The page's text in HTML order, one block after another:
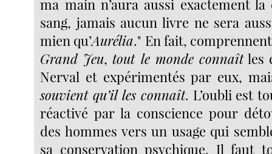
ma main n’aura aussi exactement
sang, jamais aucun livre ne sera
mien qu’Aurélia." En fait,
Grand Jeu,tout le monde connaîtles
Nerval et expérimentés par eux,
souvient qu’il les connaît. L’oubli est
réactivé par la conscience pour
des hommes vers un usage qui
sa conservation psychique. Il faut